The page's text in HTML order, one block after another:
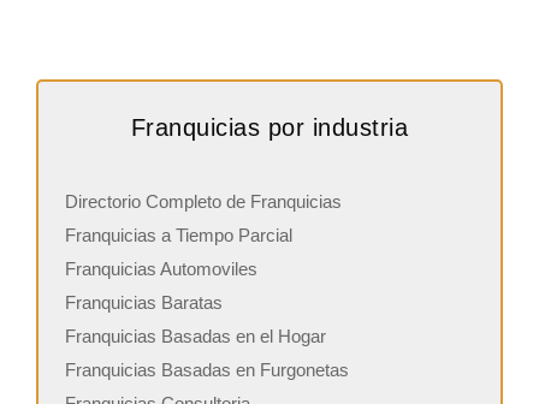
Franquicias por industria
Directorio Completo de Franquicias
Franquicias a Tiempo Parcial
Franquicias Automoviles
Franquicias Baratas
Franquicias Basadas en el Hogar
Franquicias Basadas en Furgonetas